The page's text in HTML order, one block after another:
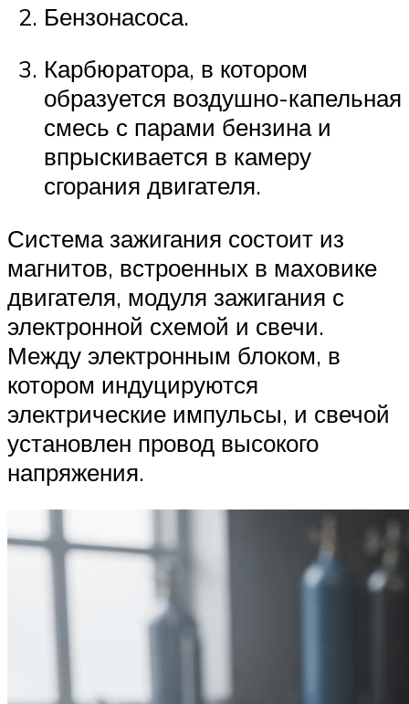
Бензонасоса.
Карбюратора, в котором
образуется воздушно-капельная
смесь с парами бензина и
впрыскивается в камеру
сгорания двигателя.
Система зажигания состоит из
магнитов, встроенных в маховике
двигателя, модуля зажигания с
электронной схемой и свечи.
Между электронным блоком, в
котором индуцируются
электрические импульсы, и свечой
установлен провод высокого
напряжения.